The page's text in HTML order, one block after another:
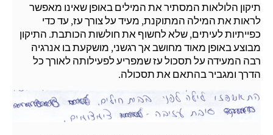
תיקון הלולאות המסתיר את המילים באופן שאינו מאפשר
לראות את המילה המתוקנת, מעיד על צורך עז, עד כדי
כפייתיות לעיתים, שלא לחשוף את חולשות הכותבת. התיקון
מבוצע באופן מאוד מחושב אך רגשני, מושקעת בו אנרגיה
רבה המעידה על תסכול עז שמפריע לפעילותה לאורך כל
הדרך ומגביר בהתאם את תסכולה.